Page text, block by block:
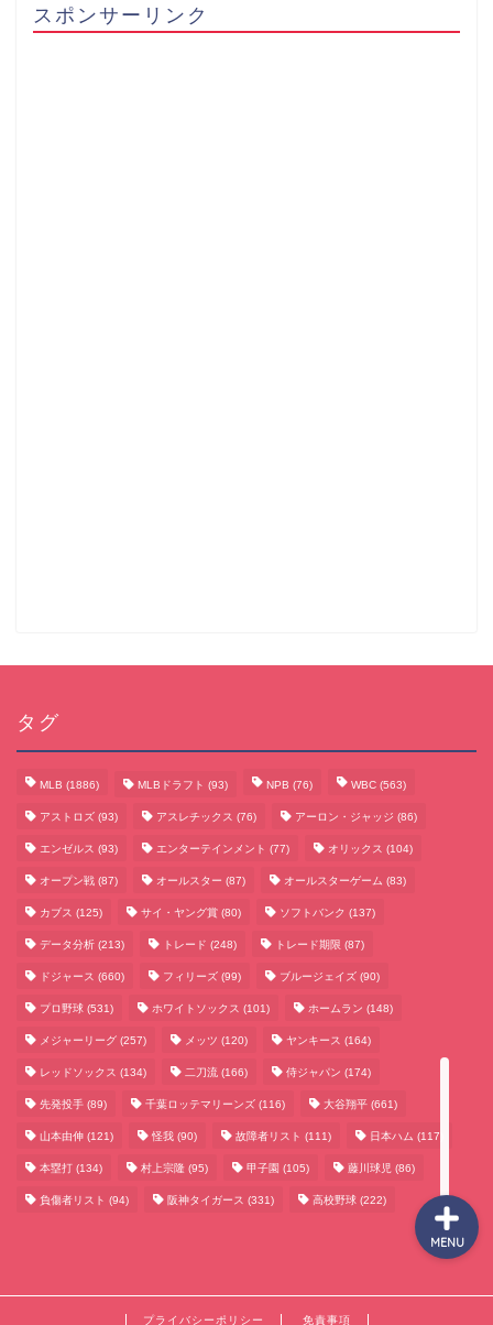
スポンサーリンク
タグ
MLB (1886) MLBドラフト (93) NPB (76) WBC (563)
アストロズ (93) アスレチックス (76) アーロン・ジャッジ (86)
エンゼルス (93) エンターテインメント (77) オリックス (104)
オープン戦 (87) オールスター (87) オールスターゲーム (83)
カブス (125) サイ・ヤング賞 (80) ソフトバンク (137)
データ分析 (213) トレード (248) トレード期限 (87)
ドジャース (660) フィリーズ (99) ブルージェイズ (90)
プロ野球 (531) ホワイトソックス (101) ホームラン (148)
メジャーリーグ (257) メッツ (120) ヤンキース (164)
レッドソックス (134) 二刀流 (166) 侍ジャパン (174)
先発投手 (89) 千葉ロッテマリーンズ (116) 大谷翔平 (661)
山本由伸 (121) 怪我 (90) 故障者リスト (111) 日本ハム (117)
本塁打 (134) 村上宗隆 (95) 甲子園 (105) 藤川球児 (86)
負傷者リスト (94) 阪神タイガース (331) 高校野球 (222)
プライバシーポリシー 免責事項
MENU
サッカーまとめ
ゲームまとめ
テクノロジーまとめ
ビジネス・経済まとめ